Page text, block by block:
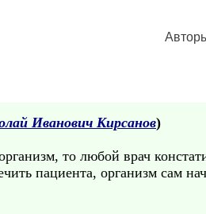
Иванович Кирсанов)
то любой врач
пациента, организм сам